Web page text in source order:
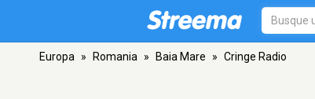
Europa » Romania » Baia Mare » Cringe Radio